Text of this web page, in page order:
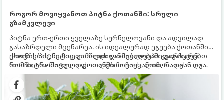
როგორ მოვიყვანოთ პიტნა ქოთანში: სრული
გზამკვლევი
პიტნა ერთ-ერთი ყველაზე სურნელოვანი და ადვილად
გასაზრდელი მცენარეა. ის იდეალურად ეგუება ქოთანში
ცხოვრებას, მეტიც, გამოცდილი მებაღეები გვირჩევენ,
რომ პიტნა მხოლოდ ქოთანში მოვიყვანოთ, რადგან ღია
გრუნტში (ბაღში) დარგვისას ის ფესვებით ძალიან
სწრაფად ვრცელდება და სხვა მცენარეებს ავიწროებს.
ქოთნის პიტნა მთელი წლის განმავლობაში გაგახარებთ
ნორჩი, არომატული ფოთლებით ჩაის, ლიმონათისა თუ
კერძებისთვის.